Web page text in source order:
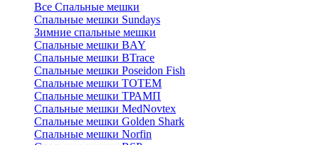
Все Спальные мешки
Спальные мешки Sundays
Зимние спальные мешки
Спальные мешки BAY
Спальные мешки BTrace
Спальные мешки Poseidon Fish
Спальные мешки ТОТЕМ
Спальные мешки ТРАМП
Cпальные мешки MedNovtex
Спальные мешки Golden Shark
Спальные мешки Norfin